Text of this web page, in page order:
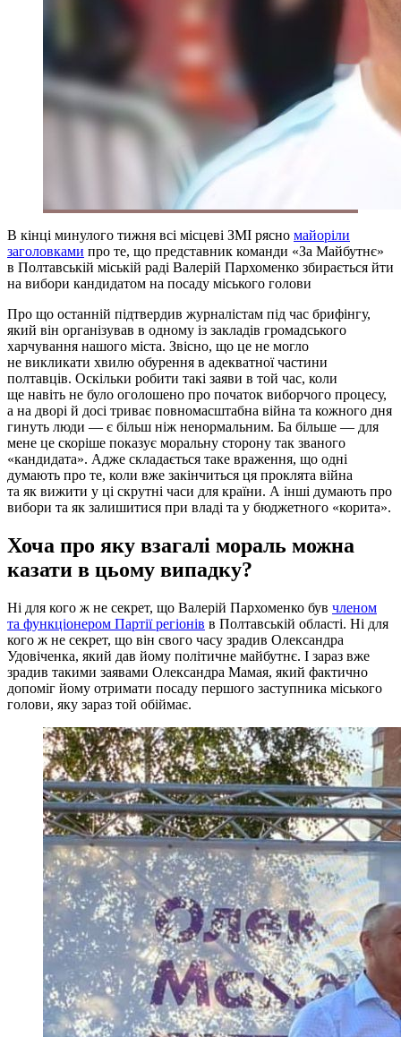
В кінці минулого тижня всі місцеві ЗМІ рясно майоріли
заголовками про те, що представник команди «За Майбутнє»
в Полтавській міській раді Валерій Пархоменко збирається йти
на вибори кандидатом на посаду міського голови
Про що останній підтвердив журналістам під час брифінгу,
який він організував в одному із закладів громадського
харчування нашого міста. Звісно, що це не могло
не викликати хвилю обурення в адекватної частини
полтавців. Оскільки робити такі заяви в той час, коли
ще навіть не було оголошено про початок виборчого процесу,
а на дворі й досі триває повномасштабна війна та кожного дня
гинуть люди — є більш ніж ненормальним. Ба більше — для
мене це скоріше показує моральну сторону так званого
«кандидата». Адже складається таке враження, що одні
думають про те, коли вже закінчиться ця проклята війна
та як вижити у ці скрутні часи для країни. А інші думають про
вибори та як залишитися при владі та у бюджетного «корита».
Хоча про яку взагалі мораль можна
казати в цьому випадку?
Ні для кого ж не секрет, що Валерій Пархоменко був членом
та функціонером Партії регіонів в Полтавській області. Ні для
кого ж не секрет, що він свого часу зрадив Олександра
Удовіченка, який дав йому політичне майбутнє. І зараз вже
зрадив такими заявами Олександра Мамая, який фактично
допоміг йому отримати посаду першого заступника міського
голови, яку зараз той обіймає.